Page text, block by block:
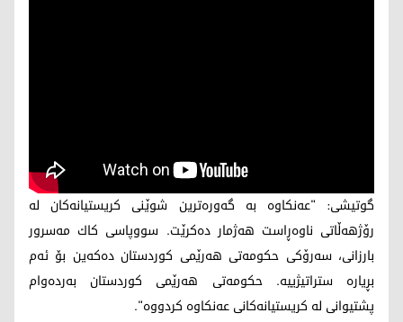
گوتیشی: "عه‌نكاوه‌ به‌ گه‌وره‌ترین شوێنی كریستیانه‌كان له‌
رۆژهه‌ڵاتی ناوه‌ڕاست هه‌ژمار ده‌كرێت. سووپاسی كاك مه‌سرور
بارزانی، سه‌رۆكی حكومه‌تی هه‌رێمی كوردستان ده‌كه‌ین بۆ ئه‌م
بڕیاره‌ ستراتیژییه‌. حكومه‌تی هه‌رێمی كوردستان به‌رده‌وام
پشتیوانی له‌ كریستیانه‌كانی عه‌نكاوه‌ كردووه"‌.